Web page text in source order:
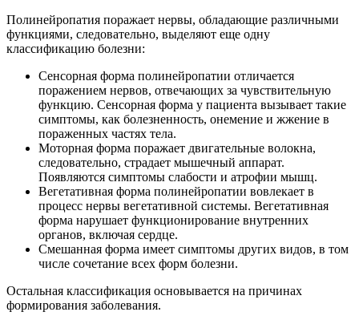
Полинейропатия поражает нервы, обладающие различными
функциями, следовательно, выделяют еще одну
классификацию болезни:
Сенсорная форма полинейропатии отличается
поражением нервов, отвечающих за чувствительную
функцию. Сенсорная форма у пациента вызывает такие
симптомы, как болезненность, онемение и жжение в
пораженных частях тела.
Моторная форма поражает двигательные волокна,
следовательно, страдает мышечный аппарат.
Появляются симптомы слабости и атрофии мышц.
Вегетативная форма полинейропатии вовлекает в
процесс нервы вегетативной системы. Вегетативная
форма нарушает функционирование внутренних
органов, включая сердце.
Смешанная форма имеет симптомы других видов, в том
числе сочетание всех форм болезни.
Остальная классификация основывается на причинах
формирования заболевания.